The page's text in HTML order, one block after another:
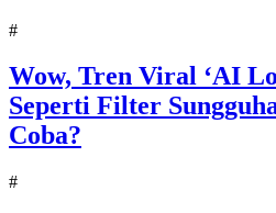
#
Wow, Tren Viral ‘AI
Seperti Filter
Coba?
#